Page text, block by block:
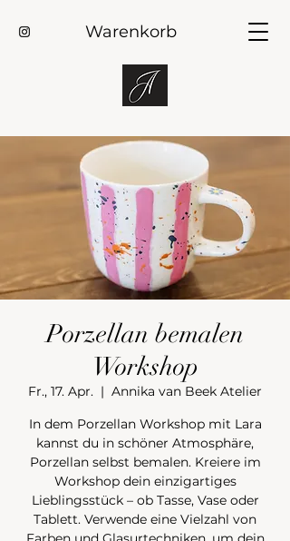
Warenkorb
Porzellan bemalen
Workshop
Fr., 17. Apr.
  |
Annika van Beek Atelier
In dem Porzellan Workshop mit Lara
kannst du in schöner Atmosphäre,
Porzellan selbst bemalen. Kreiere im
Workshop dein einzigartiges
Lieblingsstück – ob Tasse, Vase oder
Tablett. Verwende eine Vielzahl von